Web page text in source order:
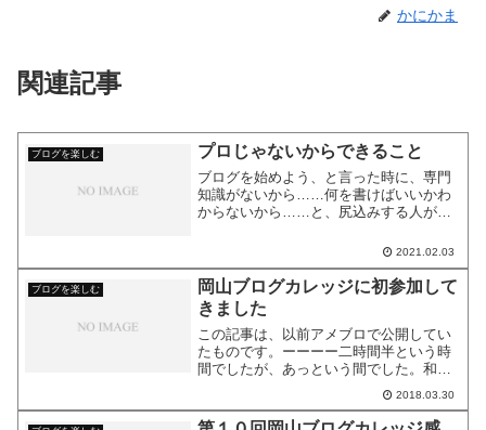
かにかま
関連記事
ブログを楽しむ プロじゃないからできること
ブログを始めよう、と言った時に、専門
知識がないから……何を書けばいいかわ
からないから……と、尻込みする人がい
でもない、専門家でもない人が、何を言
っているんだ。と、思う人もいます。 プ
ロ以外の意見はあまり聞...
2021.02.03
ブログを楽しむ
岡山ブログカレッジに初参加して
きました
この記事は、以前アメブロで公開してい
たものです。ーーーー二時間半という時
間でしたが、あっという間でした。和や
かな雰囲気で、楽しめました。感想兼備
忘録を書いておきます。※他の方が書い
たレポートのレベルが高くて恥ずかしな
2018.03.30